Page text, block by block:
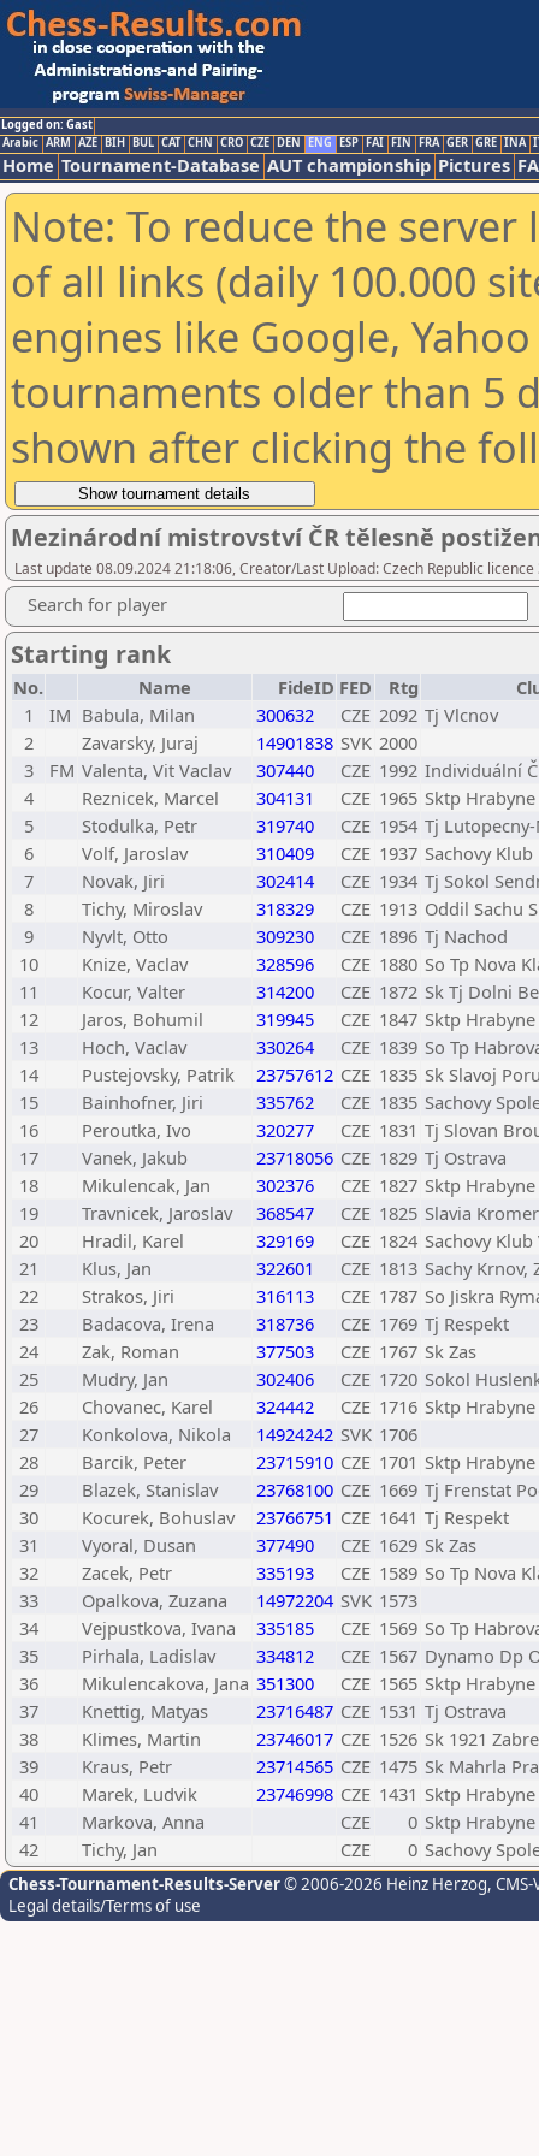
Logged on: Gast
Arabic ARM AZE BIH BUL CAT CHN CRO CZE DEN ENG ESP FAI FIN FRA GER GRE INA
Home Tournament-Database AUT championship Pictures
Note: To reduce the
of all links (daily 100.000
engines like Google,
tournaments older than 5
shown after clicking the
Mezinárodní mistrovství ČR tělesně
Last update 08.09.2024 21:18:06, Creator/Last Upload: Czech Republic licence
Search for player
Starting rank
No. Name FideID FED Rtg
1
IM Babula, Milan 300632 CZE 2092 Tj Vlcnov
2
Zavarsky, Juraj 14901838 SVK 2000
3
FM Valenta, Vit Vaclav 307440 CZE 1992 Individuální
4
Reznicek, Marcel 304131 CZE 1965 Sktp Hrabyne
5
Stodulka, Petr 319740 CZE 1954 Tj
6
Volf, Jaroslav 310409 CZE 1937 Sachovy
7
Novak, Jiri 302414 CZE 1934 Tj Sokol
8
Tichy, Miroslav 318329 CZE 1913 Oddil Sachu
9
Nyvlt, Otto 309230 CZE 1896 Tj Nachod
10
Knize, Vaclav 328596 CZE 1880 So Tp Nova
11
Kocur, Valter 314200 CZE 1872 Sk Tj Dolni
12
Jaros, Bohumil 319945 CZE 1847 Sktp Hrabyne
13
Hoch, Vaclav 330264 CZE 1839 So Tp
14
Pustejovsky, Patrik 23757612 CZE 1835 Sk Slavoj
15
Bainhofner, Jiri 335762 CZE 1835 Sachovy
16
Peroutka, Ivo 320277 CZE 1831 Tj Slovan
17
Vanek, Jakub 23718056 CZE 1829 Tj Ostrava
18
Mikulencak, Jan 302376 CZE 1827 Sktp Hrabyne
19
Travnicek, Jaroslav 368547 CZE 1825 Slavia
20
Hradil, Karel 329169 CZE 1824 Sachovy Klub
21
Klus, Jan 322601 CZE 1813 Sachy Krnov,
22
Strakos, Jiri 316113 CZE 1787 So Jiskra
23
Badacova, Irena 318736 CZE 1769 Tj Respekt
24
Zak, Roman 377503 CZE 1767 Sk Zas
25
Mudry, Jan 302406 CZE 1720 Sokol
26
Chovanec, Karel 324442 CZE 1716 Sktp Hrabyne
27
Konkolova, Nikola 14924242 SVK 1706
28
Barcik, Peter 23715910 CZE 1701 Sktp Hrabyne
29
Blazek, Stanislav 23768100 CZE 1669 Tj Frenstat
30
Kocurek, Bohuslav 23766751 CZE 1641 Tj Respekt
31
Vyoral, Dusan 377490 CZE 1629 Sk Zas
32
Zacek, Petr 335193 CZE 1589 So Tp Nova
33
Opalkova, Zuzana 14972204 SVK 1573
34
Vejpustkova, Ivana 335185 CZE 1569 So Tp
35
Pirhala, Ladislav 334812 CZE 1567 Dynamo Dp
36
Mikulencakova, Jana 351300 CZE 1565 Sktp Hrabyne
37
Knettig, Matyas 23716487 CZE 1531 Tj Ostrava
38
Klimes, Martin 23746017 CZE 1526 Sk 1921
39
Kraus, Petr 23714565 CZE 1475 Sk Mahrla
40
Marek, Ludvik 23746998 CZE 1431 Sktp Hrabyne
41
Markova, Anna CZE 0 Sktp Hrabyne
42
Tichy, Jan CZE 0 Sachovy
Chess-Tournament-Results-Server© 2006-2026 Heinz Herzog,
Legal details/Terms of use